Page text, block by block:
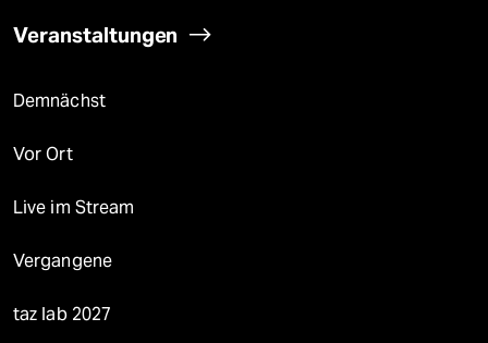
Veranstaltungen
Demnächst
Vor Ort
Live im Stream
Vergangene
taz lab 2027